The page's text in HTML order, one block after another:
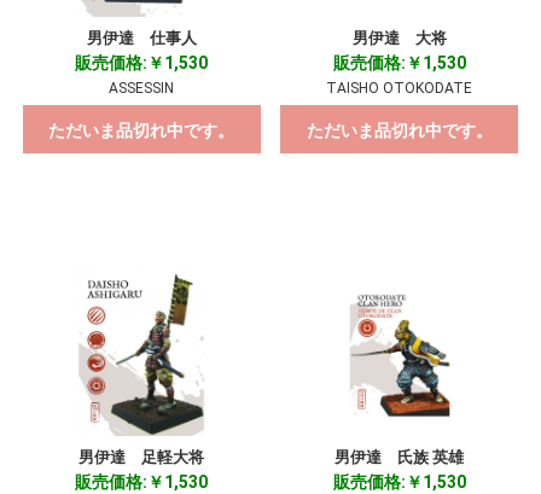
男伊達 仕事人
販売価格:￥1,530
ASSESSIN
ただいま品切れ中です。
男伊達 大将
販売価格:￥1,530
TAISHO OTOKODATE
ただいま品切れ中です。
男伊達 足軽大将
販売価格:￥1,530
男伊達 氏族 英雄
販売価格:￥1,530